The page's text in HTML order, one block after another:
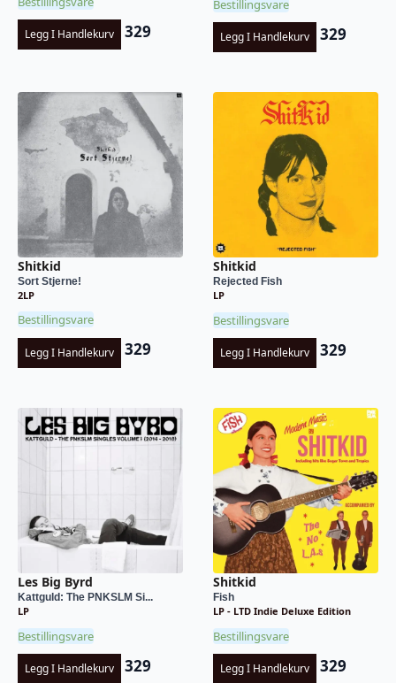
Legg I Handlekurv 329
Bestillingsvare
Legg I Handlekurv 329
Shitkid
Sort Stjerne!
2LP
Bestillingsvare
Legg I Handlekurv 329
Shitkid
Rejected Fish
LP
Bestillingsvare
Legg I Handlekurv 329
Les Big Byrd
Kattguld: The PNKSLM Si...
LP
Bestillingsvare
Legg I Handlekurv 329
Shitkid
Fish
LP - LTD Indie Deluxe Edition
Bestillingsvare
Legg I Handlekurv 329